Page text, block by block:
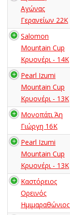
Αγώνας
Γερανείων 22Κ
Salomon
Mountain Cup
Κρυονέρι - 14K
Pearl Izumi
Mountain Cup
Κρυονέρι - 13K
Μονοπάτι Άη
Γιώργη 16Κ
Pearl Izumi
Mountain Cup
Κρυονέρι - 13K
Καστόρειος
Ορεινός
Ημιμαραθώνιος